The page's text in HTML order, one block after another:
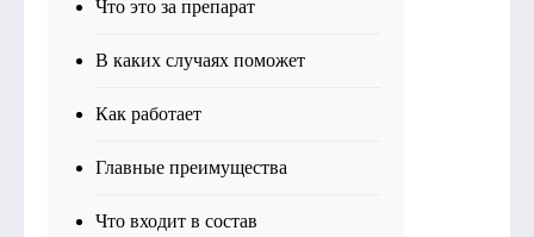
Что это за препарат
В каких случаях поможет
Как работает
Главные преимущества
Что входит в состав